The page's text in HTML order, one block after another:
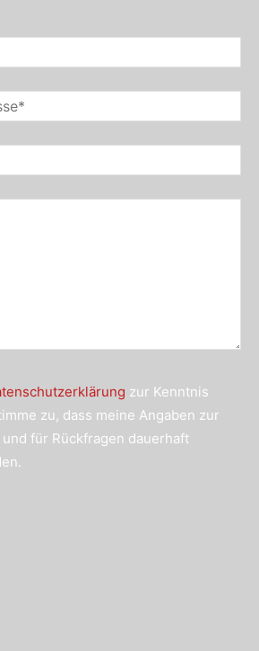
zur Kenntnis
zu, dass meine Angaben zur
für Rückfragen dauerhaft